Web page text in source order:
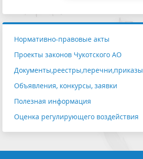
Нормативно-правовые акты
Проекты законов Чукотского АО
Документы,реестры,перечни,приказы
Объявления, конкурсы, заявки
Полезная информация
Оценка регулирующего воздействия